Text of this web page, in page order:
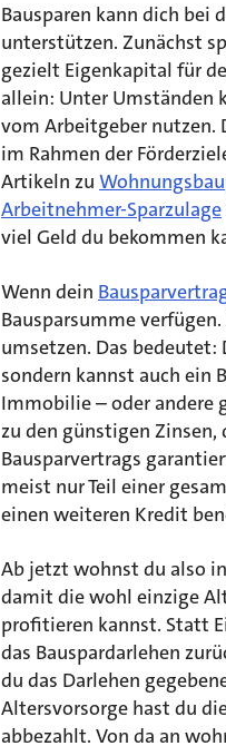
Bausparen kann dich bei
unterstützen. Zunächst
gezielt Eigenkapital für
allein: Unter Umständen
vom Arbeitgeber nutzen.
im Rahmen der
Artikeln zu
Arbeitnehmer-Sparzulage
viel Geld du bekommen
Wenn dein
Bausparsumme
umsetzen. Das
sondern kannst auch ein
Immobilie – oder andere
zu den günstigen
Bausparvertrags
meist nur Teil einer
einen weiteren Kredit
Ab jetzt wohnst du also
damit die wohl einzige
profitieren kannst. Statt
das Bauspardarlehen
du das Darlehen
Altersvorsorge hast du
abbezahlt. Von da an